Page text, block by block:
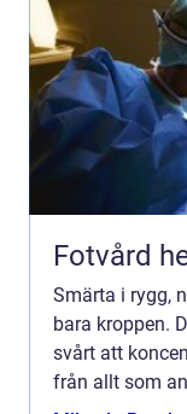
Fotvård
Smärta i rygg,
bara kroppen.
svårt att
från allt som